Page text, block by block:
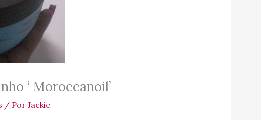
‘ Moroccanoil’
/ Por Jackie